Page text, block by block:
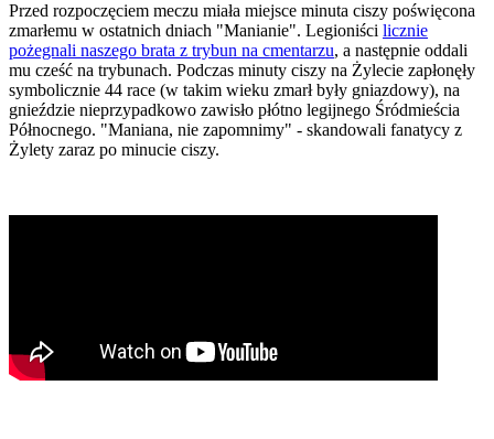
Przed rozpoczęciem meczu miała miejsce minuta ciszy poświęcona
zmarłemu w ostatnich dniach "Manianie". Legioniści licznie
pożegnali naszego brata z trybun na cmentarzu, a następnie oddali
mu cześć na trybunach. Podczas minuty ciszy na Żylecie zapłonęły
symbolicznie 44 race (w takim wieku zmarł były gniazdowy), na
gnieździe nieprzypadkowo zawisło płótno legijnego Śródmieścia
Północnego. "Maniana, nie zapomnimy" - skandowali fanatycy z
Żylety zaraz po minucie ciszy.